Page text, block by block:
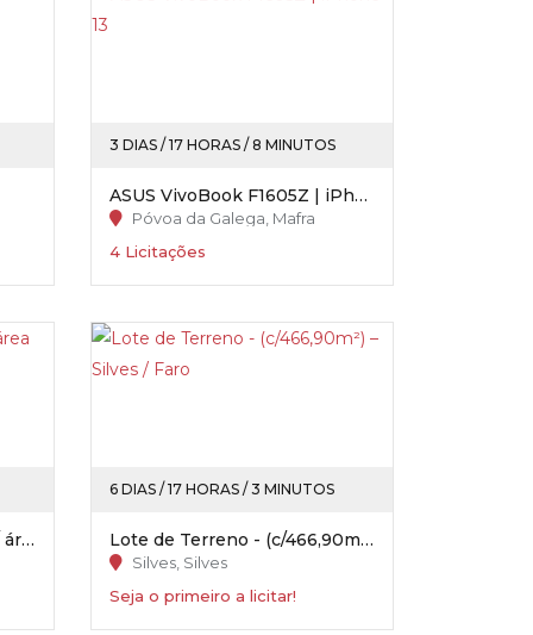
3 DIAS / 17 HORAS / 8 MINUTOS
ASUS VivoBook F1605Z | iPhone 13
Póvoa da Galega, Mafra
4 Licitações
Moradia (T4) c/ piscina - (c/ área total 258,28m²) - Possacos / Valpaços
6 DIAS / 17 HORAS / 3 MINUTOS
Lote de Terreno - (c/466,90m²) – Silves / Faro
Silves, Silves
Seja o primeiro a licitar!